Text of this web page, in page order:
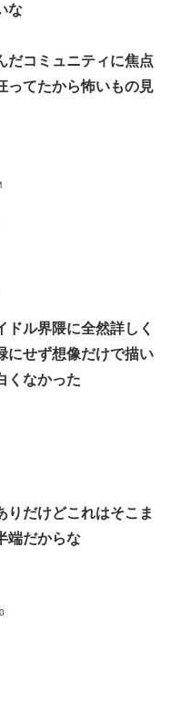
な
だコミュニティに焦点
ってたから怖いもの見
ドル界隈に全然詳しく
にせず想像だけで描い
くなかった
りだけどこれはそこま
端だからな